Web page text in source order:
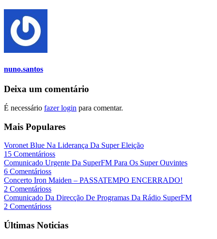
nuno.santos
Deixa um comentário
É necessário fazer login para comentar.
Mais Populares
Voronet Blue Na Liderança Da Super Eleição
15 Comentárioss
Comunicado Urgente Da SuperFM Para Os Super Ouvintes
6 Comentárioss
Concerto Iron Maiden – PASSATEMPO ENCERRADO!
2 Comentárioss
Comunicado Da Direcção De Programas Da Rádio SuperFM
2 Comentárioss
Últimas Noticias